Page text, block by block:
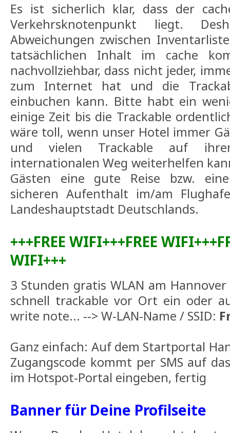
Es ist sicherlich klar, dass der
Verkehrsknotenpunkt liegt.
Abweichungen zwischen
tatsächlichen Inhalt im cache
nachvollziehbar, dass nicht jeder,
zum Internet hat und die
einbuchen kann. Bitte habt ein
einige Zeit bis die Trackable
wäre toll, wenn unser Hotel immer
und vielen Trackable auf
internationalen Weg weiterhelfen
Gästen eine gute Reise bzw.
sicheren Aufenthalt im/am
Landeshauptstadt Deutschlands.
+++FREE WIFI+++FREE
WIFI+++
3 Stunden gratis WLAN am
schnell trackable vor Ort ein oder
write note... --> W-LAN-Name / SSID:
Ganz einfach: Auf dem Startportal
Zugangscode kommt per SMS auf
im Hotspot-Portal eingeben, fertig
Banner für Deine Profilseite